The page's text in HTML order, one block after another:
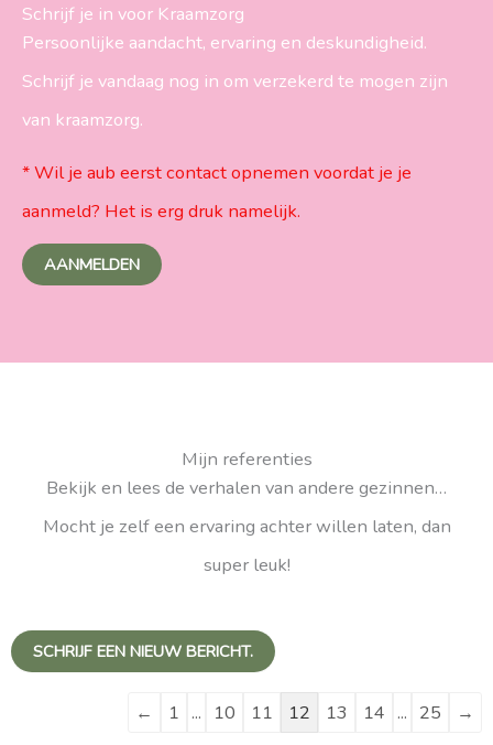
Schrijf je in voor Kraamzorg
Persoonlijke aandacht, ervaring en deskundigheid.
Schrijf je vandaag nog in om verzekerd te mogen zijn
van kraamzorg.
* Wil je aub eerst contact opnemen voordat je je
aanmeld? Het is erg druk namelijk.
AANMELDEN
Mijn referenties
Bekijk en lees de verhalen van andere gezinnen…
Mocht je zelf een ervaring achter willen laten, dan
super leuk!
Navigatie
de
← 1 ... 10 11 12 13 14 ... 25 →
Navigatie
de